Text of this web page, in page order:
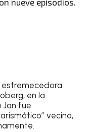
estremecedora
en la
Jan fue
vecino,